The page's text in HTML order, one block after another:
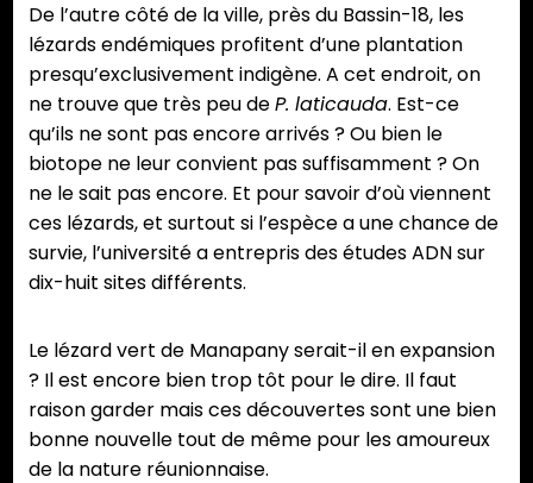
De l’autre côté de la ville, près du Bassin-18, les
lézards endémiques profitent d’une plantation
presqu’exclusivement indigène. A cet endroit, on
ne trouve que très peu deP. laticauda. Est-ce
qu’ils ne sont pas encore arrivés ? Ou bien le
biotope ne leur convient pas suffisamment ? On
ne le sait pas encore. Et pour savoir d’où viennent
ces lézards, et surtout si l’espèce a une chance de
survie, l’université a entrepris des études ADN sur
dix-huit sites différents.
Le lézard vert de Manapany serait-il en expansion
? Il est encore bien trop tôt pour le dire. Il faut
raison garder mais ces découvertes sont une bien
bonne nouvelle tout de même pour les amoureux
de la nature réunionnaise.